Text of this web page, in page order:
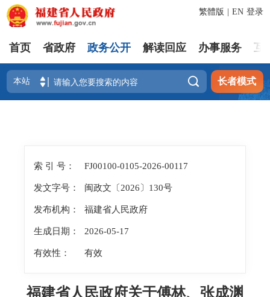
登录
繁體版 EN
首页 省政府 政务公开 解读回应 办事服务 互
 长者模式
索 引 号： FJ00100-0105-2026-00117
发文字号： 闽政文〔2026〕130号
发布机构： 福建省人民政府
生成日期： 2026-05-17
有效性： 有效
福建省人民政府关于傅林、张成渊